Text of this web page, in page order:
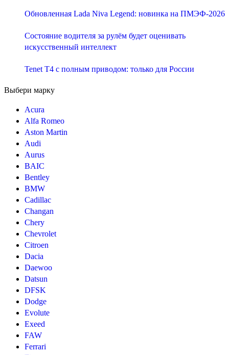
Обновленная Lada Niva Legend: новинка на ПМЭФ-2026
Состояние водителя за рулём будет оценивать
искусственный интеллект
Tenet T4 с полным приводом: только для России
Выбери марку
Acura
Alfa Romeo
Aston Martin
Audi
Aurus
BAIC
Bentley
BMW
Cadillac
Changan
Chery
Chevrolet
Citroen
Dacia
Daewoo
Datsun
DFSK
Dodge
Evolute
Exeed
FAW
Ferrari